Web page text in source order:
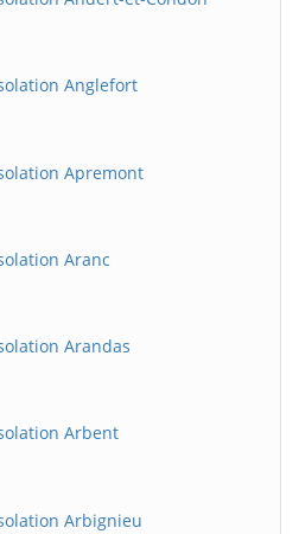
Anglefort
Apremont
Aranc
Arandas
Arbent
Arbignieu